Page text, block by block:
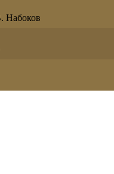
Набоков